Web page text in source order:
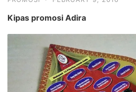
Kipas promosi Adira